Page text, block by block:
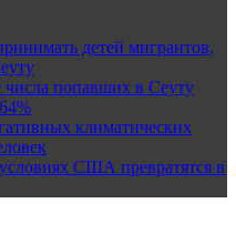
детей мигрантов,
попавших в Сеуту
климатических
США превратятся в